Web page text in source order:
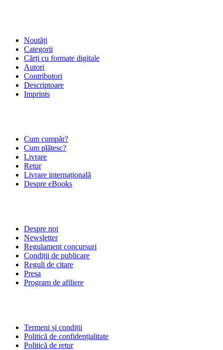
Noutăți
Categorii
Cărți cu formate digitale
Autori
Contributori
Descriptoare
Imprints
Cum cumpăr?
Cum plătesc?
Livrare
Retur
Livrare internațională
Despre eBooks
Despre noi
Newsletter
Regulament concursuri
Condiții de publicare
Reguli de citare
Presa
Program de afiliere
Termeni și condiții
Politică de confidențialitate
Politică de retur